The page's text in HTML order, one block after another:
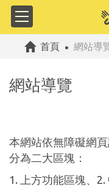
首頁 網站導
網站導覽
本網站依無障礙網
分為二大區塊：
1. 上方功能區塊、